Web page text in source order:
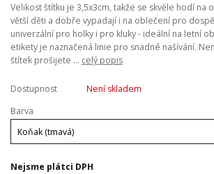
Velikost štítku je 3,5x3cm, takže se skvěle hodí na
větší děti a dobře vypadají i na oblečení pro
univerzální pro holky i pro kluky - ideální na letní
etikety je naznačená linie pro snadné našívání.
štítek prošijete ... celý popis
Dostupnost
Není skladem
Barva
Nejsme plátci DPH